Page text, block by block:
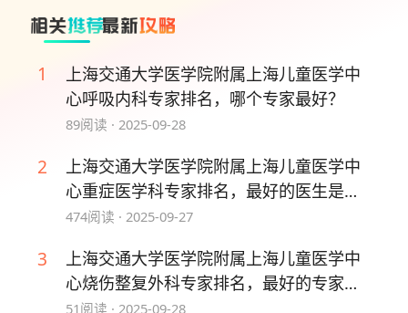
4、现场预约：每日8:00-16:00，可携带有效身份证
件前往医院便民服务中心，向工作人员说明预约临床
营养科的需求，核对信息、选定医生时段后完成预约
挂号。
5、电话预约：拨打指定预约电话96886、114名医导
航或4009202323，跟随语音指引，预约上海交通大
学医学院附属上海儿童医学中心临床营养科，提交身
就诊小建议
1
上海交通大学医学院附属上海儿童医学中
心呼吸内科专家排名，哪个专家最好？
89阅读 · 2025-09-28
2
上海交通大学医学院附属上海儿童医学中
心重症医学科专家排名，最好的医生是
谁？
474阅读 · 2025-09-27
3
上海交通大学医学院附属上海儿童医学中
心烧伤整复外科专家排名，最好的专家是
谁？
51 阅读 · 2025-09-28